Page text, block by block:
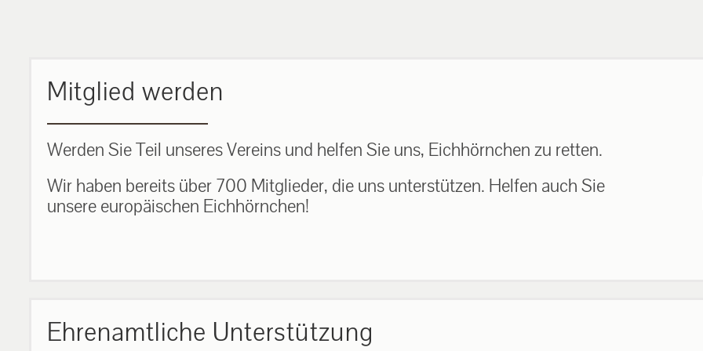
Mitglied werden
Werden Sie Teil unseres Vereins und helfen Sie uns, Eichhörnchen zu retten.
Wir haben bereits über 700 Mitglieder, die uns unterstützen. Helfen auch Sie
unsere europäischen Eichhörnchen!
Ehrenamtliche Unterstützung